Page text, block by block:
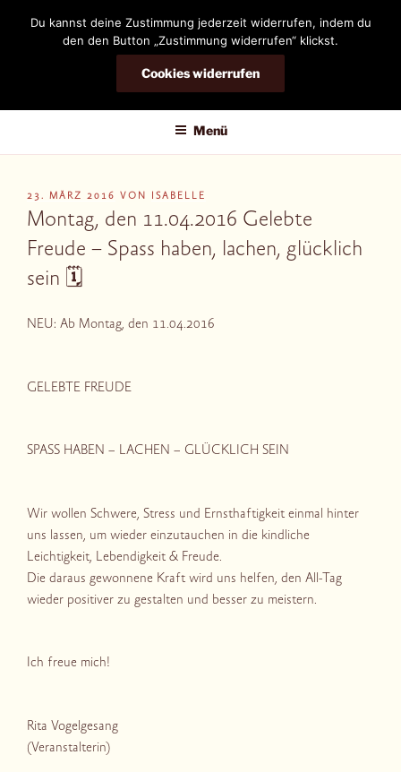
DIANDRA-CIRCLE
Menü
VERÖFFENTLICHT
AM
23. MÄRZ 2016 VON ISABELLE
Montag, den 11.04.2016 Gelebte
Freude – Spass haben, lachen, glücklich
sein 🗓
NEU: Ab Montag, den 11.04.2016
GELEBTE FREUDE
SPASS HABEN – LACHEN – GLÜCKLICH SEIN
Wir wollen Schwere, Stress und Ernsthaftigkeit einmal hinter
uns lassen, um wieder einzutauchen in die kindliche
Leichtigkeit, Lebendigkeit & Freude.
Die daraus gewonnene Kraft wird uns helfen, den All-Tag
wieder positiver zu gestalten und besser zu meistern.
Ich freue mich!
Rita Vogelgesang
(Veranstalterin)
Du kannst deine Zustimmung jederzeit widerrufen, indem du
den den Button „Zustimmung widerrufen“ klickst.
Cookies widerrufen